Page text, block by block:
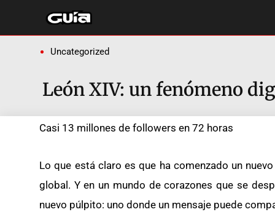
contenido
Uncategorized
León XIV: un fenómeno
Casi 13 millones de followers en 72 horas
Lo que está claro es que ha comenzado un
global. Y en un mundo de corazones que se
nuevo púlpito: uno donde un mensaje puede